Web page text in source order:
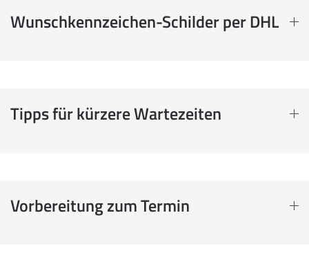
Wunschkennzeichen-Schilder per DHL
Tipps für kürzere Wartezeiten
Vorbereitung zum Termin